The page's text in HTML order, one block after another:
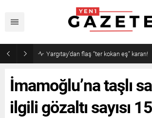
Narin cinayetinde amcadan olay
İmamoğlu’na taşlı
ilgili gözaltı sayısı